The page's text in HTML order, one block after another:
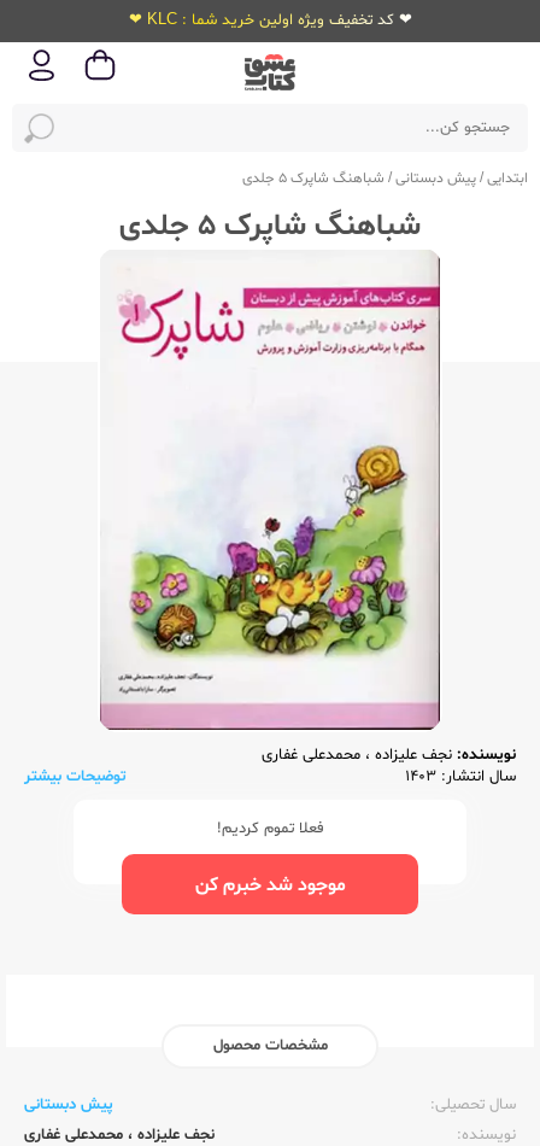
❤ کد تخفیف ویژه اولین خرید شما : KLC ❤
ابتدایی/پیش دبستانی/ شباهنگ شاپرک 5 جلدی
شباهنگ شاپرک 5 جلدی
نویسنده: نجف علیزاده ، محمدعلی غفاری
سال انتشار: 1403
توضیحات بیشتر
فعلا تموم کردیم!
موجود شد خبرم کن
مشخصات محصول
سال تحصیلی:‌
پیش دبستانی
نویسنده:‌
نجف علیزاده ، محمدعلی غفاری